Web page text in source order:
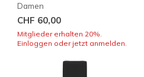
Damen
CHF 60,00
Mitglieder erhalten 20%.
Einloggen oder jetzt anmelden.